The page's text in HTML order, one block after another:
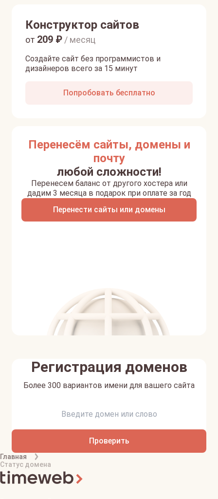
Конструктор сайтов
Создайте сайт без программистов и
дизайнеров всего за 15 минут
от 209 ₽ / месяц
Попробовать бесплатно
Перенесём сайты, домены и
почту
любой сложности!
Перенести сайты или домены
Перенесем баланс от другого хостера или
дадим 3 месяца в подарок при оплате за год
Регистрация доменов
Более 300 вариантов имени для вашего сайта
Проверить
Главная
Статус домена